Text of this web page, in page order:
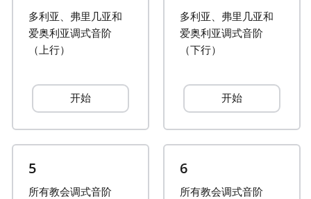
Français
हिन्दी
多利亚、弗里几亚和
爱奥利亚调式音阶
（上行）
开始
多利亚、弗里几亚和
爱奥利亚调式音阶
（下行）
开始
5
所有教会调式音阶
6
所有教会调式音阶